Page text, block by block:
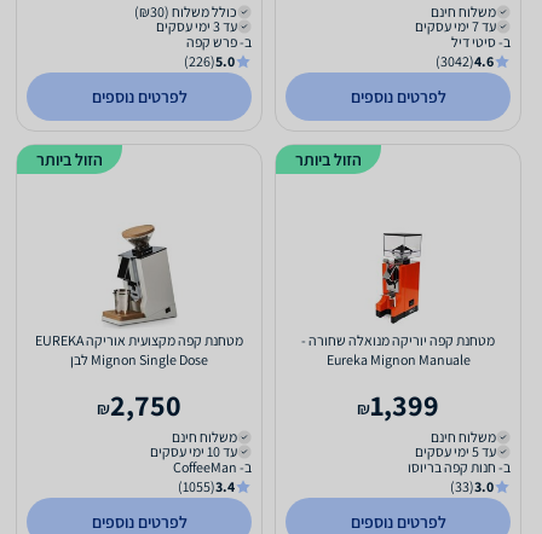
משלוח חינם
עד 7 ימי עסקים
ב- סיטי דיל
4.6
(3042)
לפרטים נוספים
כולל משלוח (₪30)
עד 3 ימי עסקים
ב- פרש קפה
5.0
(226)
לפרטים נוספים
מטחנת קפה יוריקה מנואלה שחורה -
Eureka Mignon Manuale
1,399
₪
משלוח חינם
עד 5 ימי עסקים
ב- חנות קפה בריוסו
3.0
(33)
לפרטים נוספים
הזול ביותר
מטחנת קפה מקצועית אוריקה EUREKA
Mignon Single Dose לבן
2,750
₪
משלוח חינם
עד 10 ימי עסקים
ב- CoffeeMan
3.4
(1055)
לפרטים נוספים
הזול ביותר